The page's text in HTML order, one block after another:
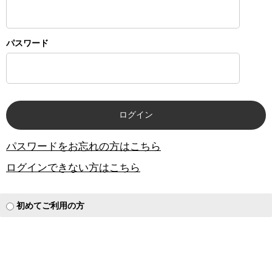
パスワード
パスワードをお忘れの方はこちら
ログインできない方はこちら
初めてご利用の方